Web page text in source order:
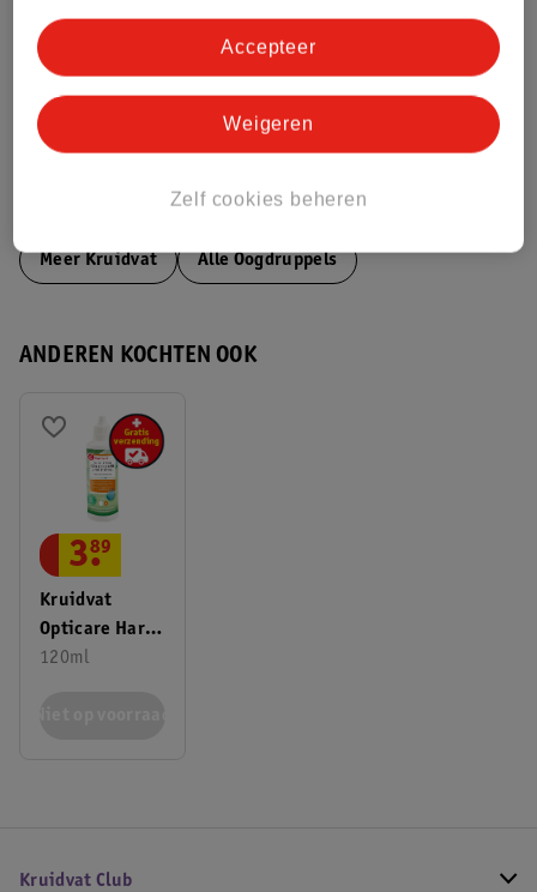
Bestel & Bezorginformatie
Aanvullende informatie
Meer Kruidvat Alle Oogdruppels
ANDEREN KOCHTEN OOK
Kruidvat
Opticare Harde
Lenzen
120ml
3.
89
Kruidvat Club
Zelf cookies beheren
Weigeren
Accepteer